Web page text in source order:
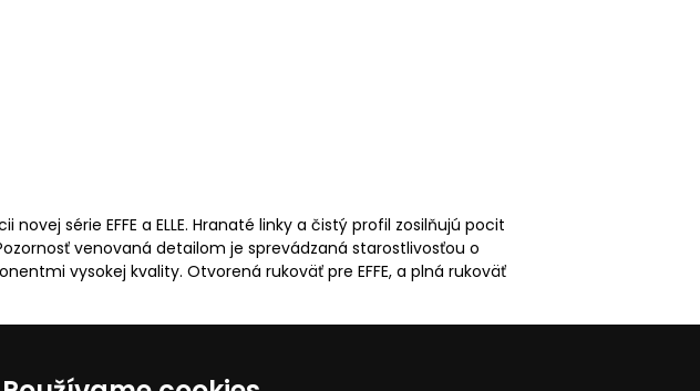
novej série EFFE a ELLE. Hranaté linky a čistý profil zosilňujú pocit
venovaná detailom je sprevádzaná starostlivosťou o
vysokej kvality. Otvorená rukoväť pre EFFE, a plná rukoväť